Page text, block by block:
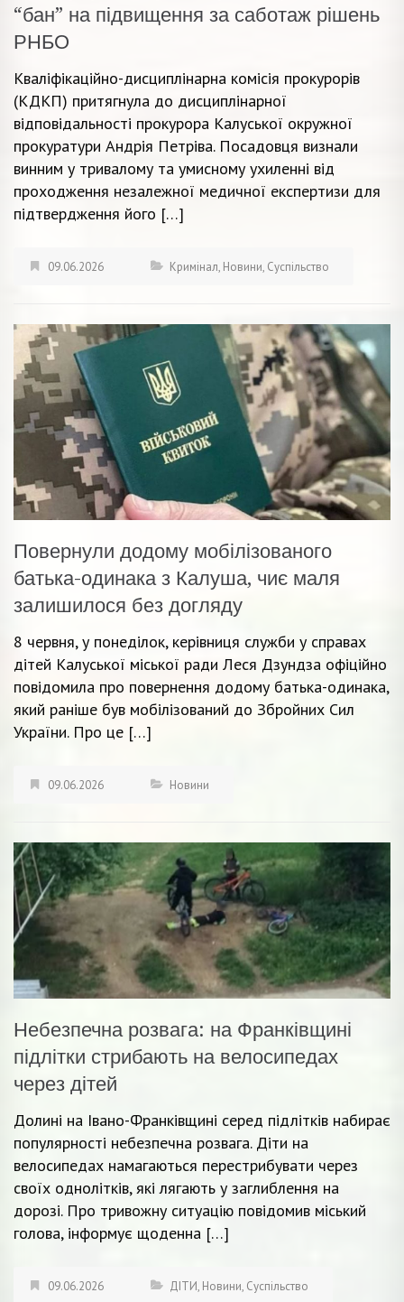
“бан” на підвищення за саботаж рішень
РНБО
Кваліфікаційно-дисциплінарна комісія прокурорів
(КДКП) притягнула до дисциплінарної
відповідальності прокурора Калуської окружної
прокуратури Андрія Петріва. Посадовця визнали
винним у тривалому та умисному ухиленні від
проходження незалежної медичної експертизи для
підтвердження його […]
09.06.2026 Кримінал, Новини, Суспільство
Повернули додому мобілізованого
батька-одинака з Калуша, чиє маля
залишилося без догляду
8 червня, у понеділок, керівниця служби у справах
дітей Калуської міської ради Леся Дзундза офіційно
повідомила про повернення додому батька-одинака,
який раніше був мобілізований до Збройних Сил
України. Про це […]
09.06.2026 Новини
Небезпечна розвага: на Франківщині
підлітки стрибають на велосипедах
через дітей
Долині на Івано-Франківщині серед підлітків набирає
популярності небезпечна розвага. Діти на
велосипедах намагаються перестрибувати через
своїх однолітків, які лягають у заглиблення на
дорозі. Про тривожну ситуацію повідомив міський
голова, інформує щоденна […]
09.06.2026 ДІТИ, Новини, Суспільство